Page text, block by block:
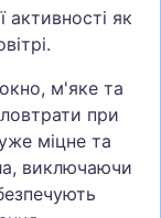
активності як
м'яке та
при
міцне та
виключаючи